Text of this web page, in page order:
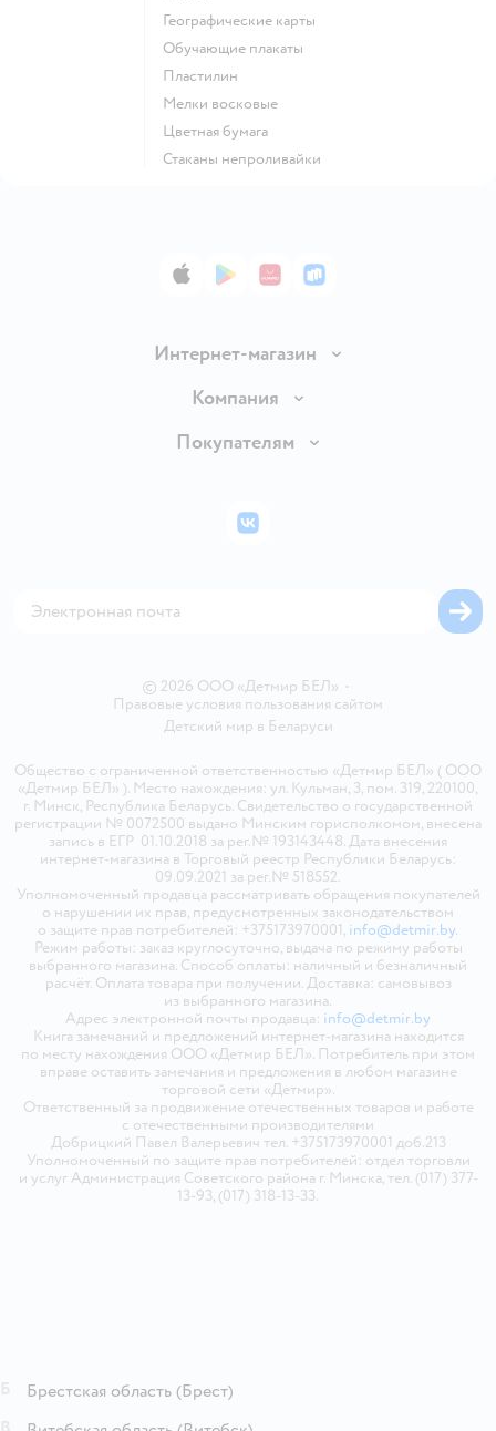
Географические карты
Обучающие плакаты
Пластилин
Мелки восковые
Цветная бумага
Стаканы непроливайки
App StoreGoogle Play
AppGallery
RuStore
Интернет-магазин
Доставка и оплата
Правила продажи
Политика использования файлов cookie
Компания
Вакансии
Покупателям
Бонусные карты
© 2026 ООО «Детмир БЕЛ» •
Правовые условия пользования сайтом
Детский мир в Беларуси
Общество с ограниченной ответственностью «Детмир БЕЛ» ( ООО
«Детмир БЕЛ» ). Место нахождения: ул. Кульман, 3, пом. 319, 220100,
г. Минск, Республика Беларусь. Свидетельство о государственной
регистрации № 0072500 выдано Минским горисполкомом, внесена
запись в ЕГР 01.10.2018 за рег.№ 193143448. Дата внесения
интернет-магазина в Торговый реестр Республики Беларусь:
09.09.2021 за рег.№ 518552.
Уполномоченный продавца рассматривать обращения покупателей
о нарушении их прав, предусмотренных законодательством
о защите прав потребителей: +375173970001, info@detmir.by.
Режим работы: заказ круглосуточно, выдача по режиму работы
выбранного магазина. Способ оплаты: наличный и безналичный
расчёт. Оплата товара при получении. Доставка: самовывоз
из выбранного магазина.
Адрес электронной почты продавца: info@detmir.by
Книга замечаний и предложений интернет-магазина находится
по месту нахождения ООО «Детмир БЕЛ». Потребитель при этом
вправе оставить замечания и предложения в любом магазине
торговой сети «Детмир».
Ответственный за продвижение отечественных товаров и работе
с отечественными производителями
Добрицкий Павел Валерьевич тел. +375173970001 доб.213
Уполномоченный по защите прав потребителей: отдел торговли
и услуг Администрация Советского района г. Минска, тел. (017) 377-
13-93, (017) 318-13-33.
ВКонтакте
Брестская область (Брест)